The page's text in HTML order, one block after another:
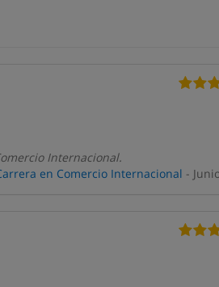
Internacional.
en Comercio Internacional -